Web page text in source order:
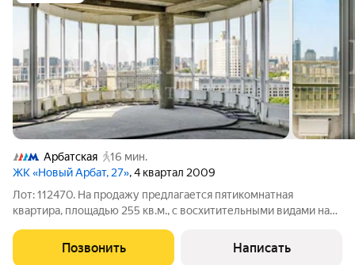
Арбатская
16 мин.
ЖК «Новый Арбат, 27», 4 квартал 2009
Лот: 112470. На продажу предлагается пятикомнатная
квартира, площадью 255 кв.м., с восхитительными видами на
Функциональная планировка: пространство кухни-гостиной,
разделенное на зоны кухни-столовой,
Позвонить Написать